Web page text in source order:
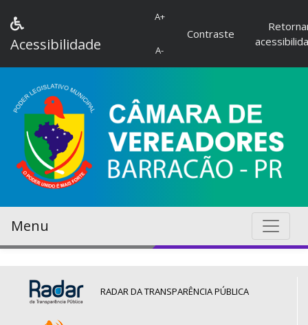
Acessibilidade
A+
A-
Contraste
Menu
RADAR DA TRANSPARÊNCIA PÚBLICA